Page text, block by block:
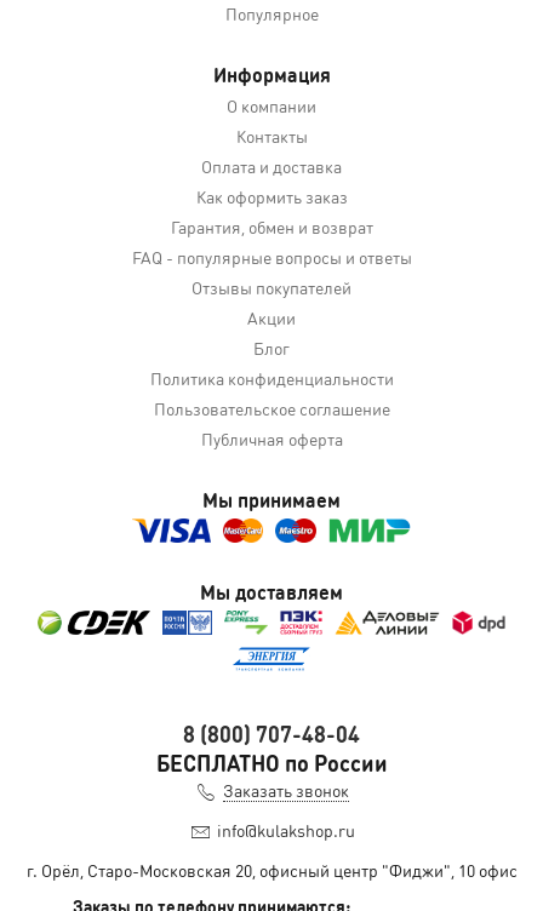
Популярное
Информация
О компании
Контакты
Оплата и доставка
Как оформить заказ
Гарантия, обмен и возврат
FAQ - популярные вопросы и ответы
Отзывы покупателей
Акции
Блог
Политика конфиденциальности
Пользовательское соглашение
Публичная оферта
Мы принимаем
Мы доставляем
8 (800) 707-48-04
БЕСПЛАТНО по России
Заказать звонок
info@kulakshop.ru
г. Орёл, Старо-Московская 20, офисный центр "Фиджи", 10 офис
Заказы по телефону принимаются: